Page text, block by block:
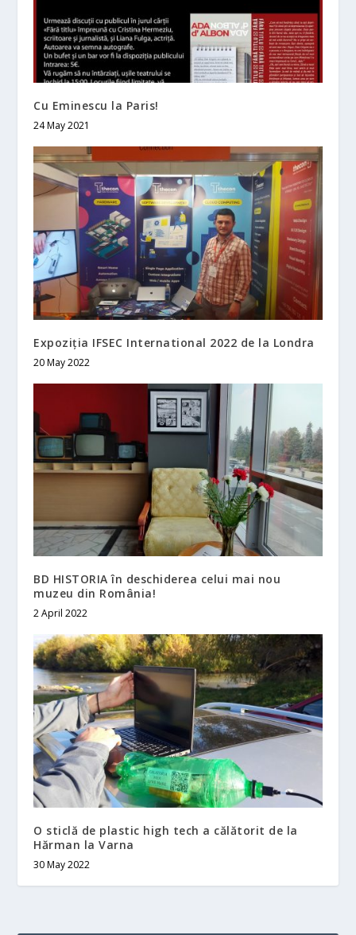
Cu Eminescu la Paris!
24 May 2021
Expoziția IFSEC International 2022 de la Londra
20 May 2022
BD HISTORIA în deschiderea celui mai nou
muzeu din România!
2 April 2022
O sticlă de plastic high tech a călătorit de la
Hărman la Varna
30 May 2022